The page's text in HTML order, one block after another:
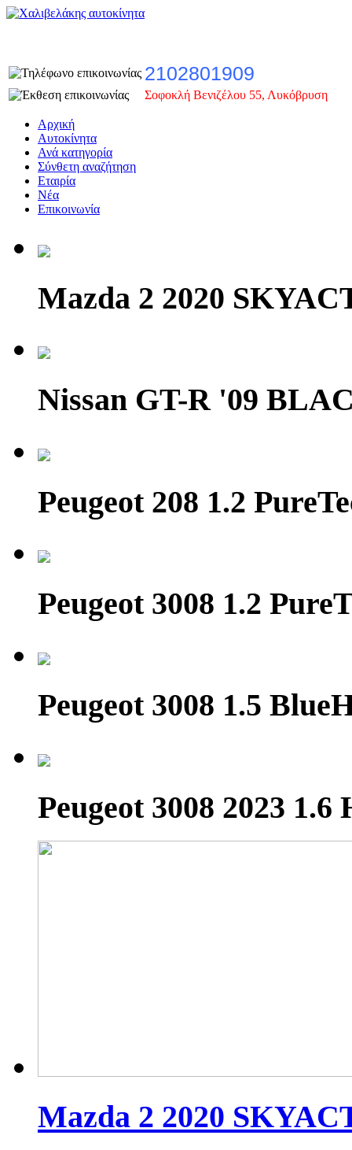
2102801909
Σοφοκλή Βενιζέλου 55, Λυκόβρυση
Αρχική
Αυτοκίνητα
Ανά κατηγορία
Σύνθετη αναζήτηση
Εταιρία
Νέα
Επικοινωνία
Mazda 2 2020
Nissan GT-R '09
Peugeot 208 1.2
Peugeot 3008 1.2
Peugeot 3008 1.5
Peugeot 3008 2023
Mazda 2 2020